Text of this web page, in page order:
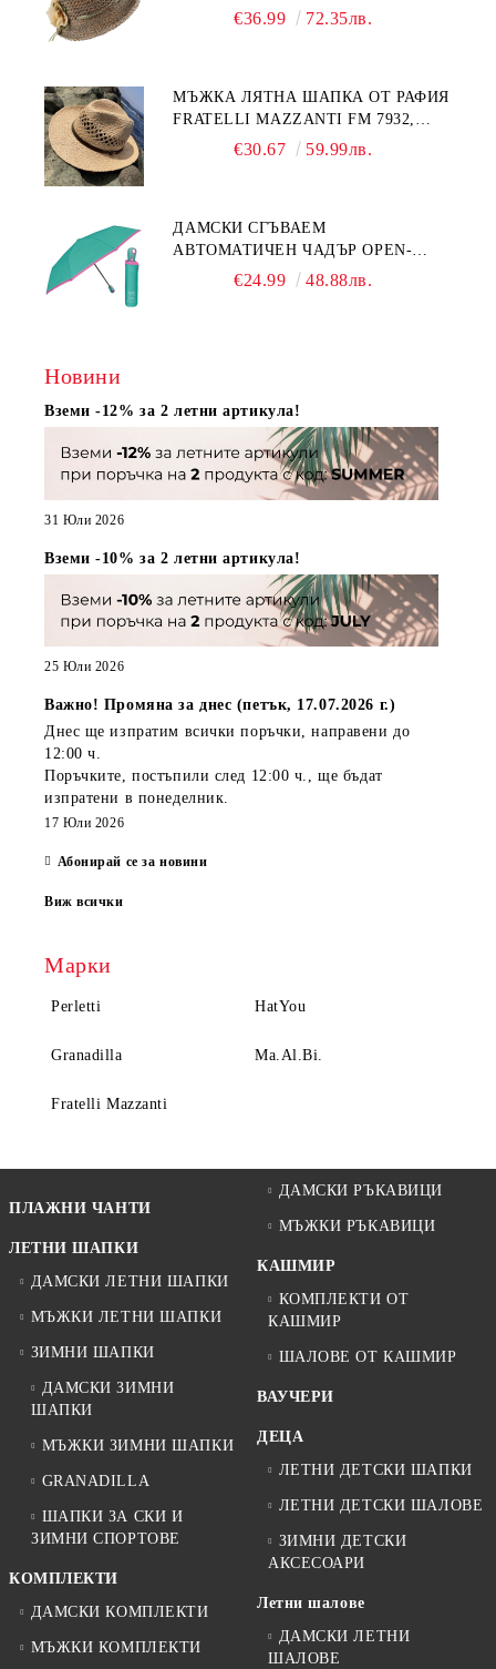
НАТУРАЛЕН/ЖЪЛТО ЦВЕТЕ
€36.99 72.35лв.
МЪЖКА ЛЯТНА ШАПКА ОТ РАФИЯ
FRATELLI MAZZANTI FM 7932,
НАТУРАЛЕН
€30.67 59.99лв.
ДАМСКИ СГЪВАЕМ
АВТОМАТИЧЕН ЧАДЪР OPEN-
CLOSE | PERLETTI TECHNOLOGY
€24.99 48.88лв.
Новини
Вземи -12% за 2 летни артикула!
31 Юли 2026
Вземи -10% за 2 летни артикула!
25 Юли 2026
Важно! Промяна за днес (петък, 17.07.2026 г.)
Днес ще изпратим всички поръчки, направенидо
12:00 ч.
Поръчките, постъпили след 12:00 ч. , ще бъдат
изпратени в понеделник.
17 Юли 2026
Абонирай се за новини
Виж всички
Марки
Perletti HatYou
Granadilla Ma.Al.Bi.
Fratelli Mazzanti
ПЛАЖНИ ЧАНТИ
ЛЕТНИ ШАПКИ
ДАМСКИ ЛЕТНИ ШАПКИ
МЪЖКИ ЛЕТНИ ШАПКИ
ЗИМНИ ШАПКИ
ДАМСКИ ЗИМНИ
ШАПКИ
МЪЖКИ ЗИМНИ ШАПКИ
GRANADILLA
ШАПКИ ЗА СКИ И
ЗИМНИ СПОРТОВЕ
КОМПЛЕКТИ
ДАМСКИ КОМПЛЕКТИ
МЪЖКИ КОМПЛЕКТИ
ДАМСКИ РЪКАВИЦИ
МЪЖКИ РЪКАВИЦИ
КАШМИР
КОМПЛЕКТИ ОТ
КАШМИР
ШАЛОВЕ ОТ КАШМИР
ВАУЧЕРИ
ДЕЦА
ЛЕТНИ ДЕТСКИ ШАПКИ
ЛЕТНИ ДЕТСКИ ШАЛОВЕ
ЗИМНИ ДЕТСКИ
АКСЕСОАРИ
Летни шалове
ДАМСКИ ЛЕТНИ
ШАЛОВЕ